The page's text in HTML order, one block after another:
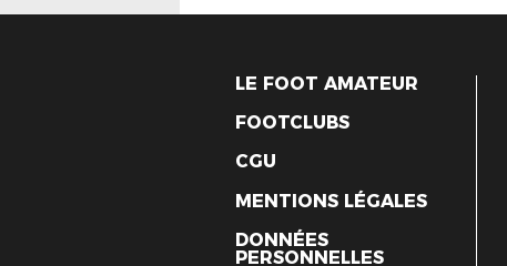
LE FOOT AMATEUR
FOOTCLUBS
CGU
MENTIONS LÉGALES
DONNÉES
PERSONNELLES